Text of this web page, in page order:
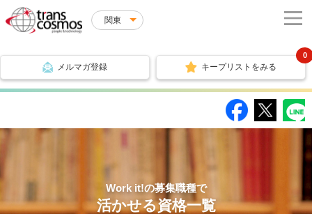
関東
メルマガ登録 キープリストをみる
0
Work it!の募集職種で
活かせる資格一覧